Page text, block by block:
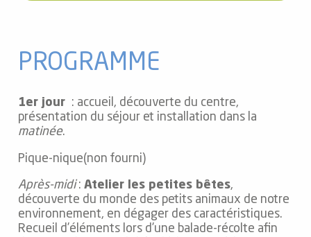
PROGRAMME
1er jour : accueil, découverte du centre,
présentation du séjour et installation dans la
matinée.
Pique-nique(non fourni)
Après-midi:Atelier les petites bêtes,
découverte du monde des petits animaux de notre
environnement, en dégager des caractéristiques.
Recueil d’éléments lors d’une balade-récolte afin